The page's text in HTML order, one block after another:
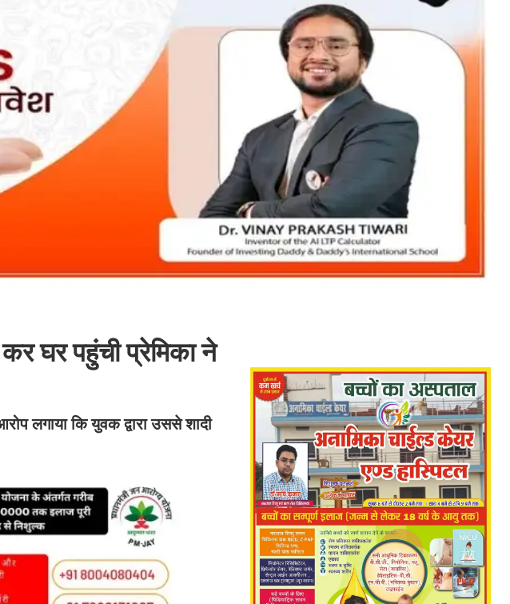
घर पहुंची प्रेमिका ने
लगाया कि युवक द्वारा उससे शादी